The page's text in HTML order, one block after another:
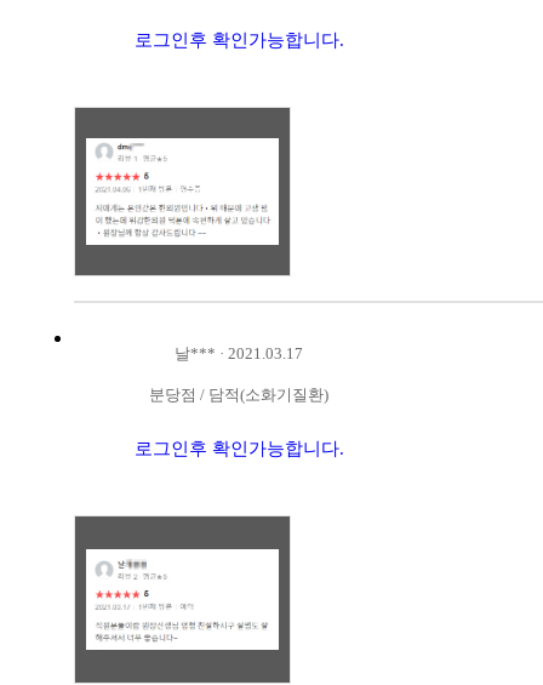
로그인후 확인가능합니다.
날*** · 2021.03.17
분당점 / 담적(소화기질환)
로그인후 확인가능합니다.